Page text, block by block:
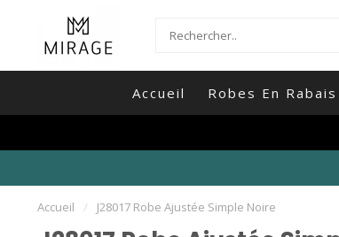
Accueil Robes En Rabais
Accueil / J28017 Robe Ajustée Simple Noire